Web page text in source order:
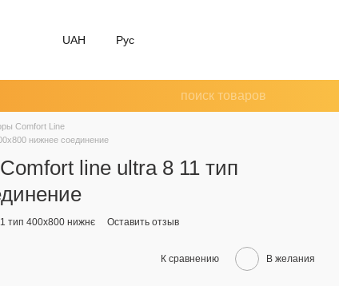
UAH Рус
Comfort Line
нижнее соединение
line ultra 8 11 тип
тип 400х800 нижнє Оставить отзыв
К сравнению В желания